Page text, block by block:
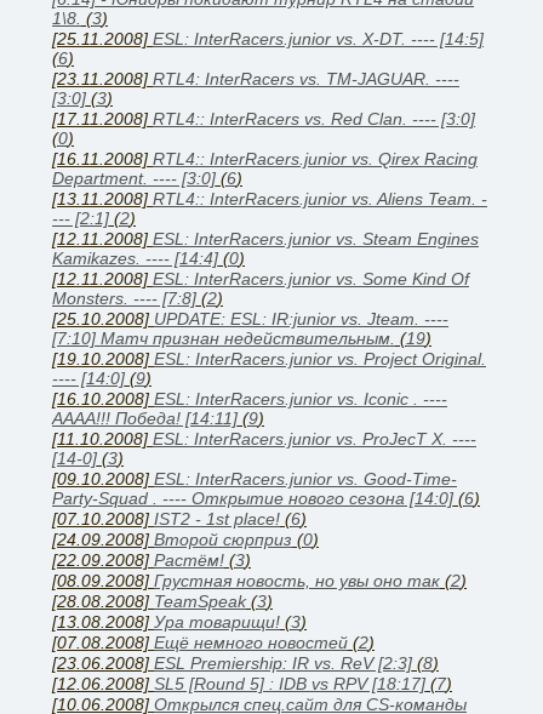
1\8. (3)
[25.11.2008] ESL: InterRacers.junior vs. X-DT. ---- [14:5]
(6)
[23.11.2008] RTL4: InterRacers vs. TM-JAGUAR. ----
[3:0] (3)
[17.11.2008] RTL4:: InterRacers vs. Red Clan. ---- [3:0]
(0)
[16.11.2008] RTL4:: InterRacers.junior vs. Qirex Racing
Department. ---- [3:0] (6)
[13.11.2008] RTL4:: InterRacers.junior vs. Aliens Team. -
--- [2:1] (2)
[12.11.2008] ESL: InterRacers.junior vs. Steam Engines
Kamikazes. ---- [14:4] (0)
[12.11.2008] ESL: InterRacers.junior vs. Some Kind Of
Monsters. ---- [7:8] (2)
[25.10.2008] UPDATE: ESL: IR:junior vs. Jteam. ----
[7:10] Матч признан недействительным. (19)
[19.10.2008] ESL: InterRacers.junior vs. Project Original.
---- [14:0] (9)
[16.10.2008] ESL: InterRacers.junior vs. Iconic . ----
АААА!!! Победа! [14:11] (9)
[11.10.2008] ESL: InterRacers.junior vs. ProJecT X. ----
[14-0] (3)
[09.10.2008] ESL: InterRacers.junior vs. Good-Time-
Party-Squad . ---- Открытие нового сезона [14:0] (6)
[07.10.2008] IST2 - 1st place! (6)
[24.09.2008] Второй сюрприз (0)
[22.09.2008] Растём! (3)
[08.09.2008] Грустная новость, но увы оно так (2)
[28.08.2008] TeamSpeak(3)
[13.08.2008] Ура товарищи! (3)
[07.08.2008] Ещё немного новостей (2)
[23.06.2008] ESL Premiership: IR vs. ReV [2:3] (8)
[12.06.2008] SL5 [Round 5] : IDB vs RPV [18:17] (7)
[10.06.2008] Открылся спец.сайт для CS-команды